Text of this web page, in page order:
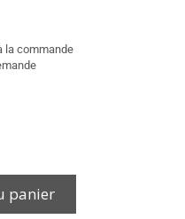
la commande
panier